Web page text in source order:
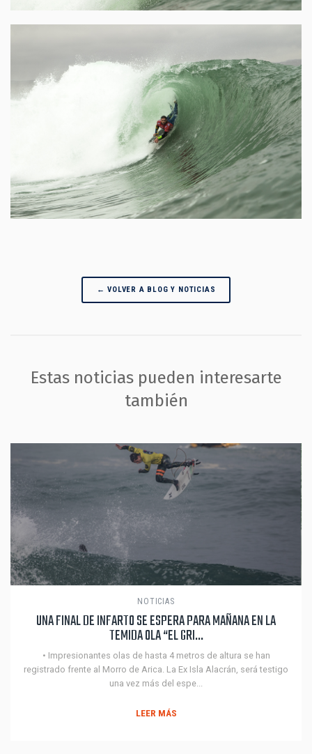
← VOLVER A BLOG Y NOTICIAS
Estas noticias pueden interesarte
también
NOTICIAS
UNA FINAL DE INFARTO SE ESPERA PARA MAÑANA EN LA
TEMIDA OLA “EL GRI...
• Impresionantes olas de hasta 4 metros de altura se han
registrado frente al Morro de Arica. La Ex Isla Alacrán, será testigo
una vez más del espe...
LEER MÁS